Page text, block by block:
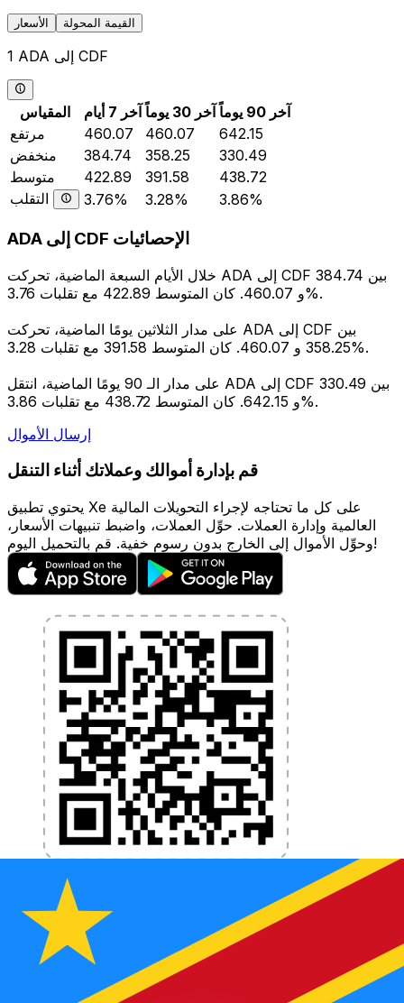
الأسعار القيمة المحولة
1 ADA إلى CDF
المقياس آخر 7 أيام آخر 30 يوماً
آخر 90 يوماً
مرتفع
460.07 460.07
642.15
منخفض
384.74 358.25
330.49
متوسط
422.89 391.58
438.72
التقلب
3.76% 3.28% 3.86%
ADA إلى CDF الإحصائيات
خلال الأيام السبعة الماضية، تحركت ADA إلى CDF بين 384.74
و 460.07. كان المتوسط 422.89 مع تقلبات 3.76%.
على مدار الثلاثين يومًا الماضية، تحركت ADA إلى CDF بين
358.25 و 460.07. كان المتوسط 391.58 مع تقلبات 3.28%.
على مدار الـ 90 يومًا الماضية، انتقل ADA إلى CDF بين 330.49
و 642.15. كان المتوسط 438.72 مع تقلبات 3.86%.
إرسال الأموال
قم بإدارة أموالك وعملاتك أثناء التنقل
يحتوي تطبيق Xe على كل ما تحتاجه لإجراء التحويلات المالية
العالمية وإدارة العملات. حوِّل العملات، واضبط تنبيهات الأسعار،
وحوِّل الأموال إلى الخارج بدون رسوم خفية. قم بالتحميل اليوم!